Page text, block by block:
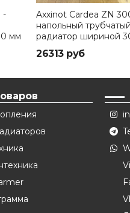
-
мм
Axxinot Cardea ZN
напольный трубчатый
радиатор шириной
26313 руб